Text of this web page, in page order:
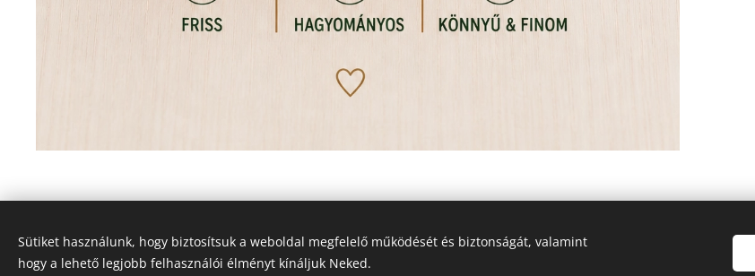
Sütiket használunk, hogy biztosítsuk a weboldal megfelelő működését és biztonságát, valamint
hogy a lehető legjobb felhasználói élményt kínáljuk Neked.